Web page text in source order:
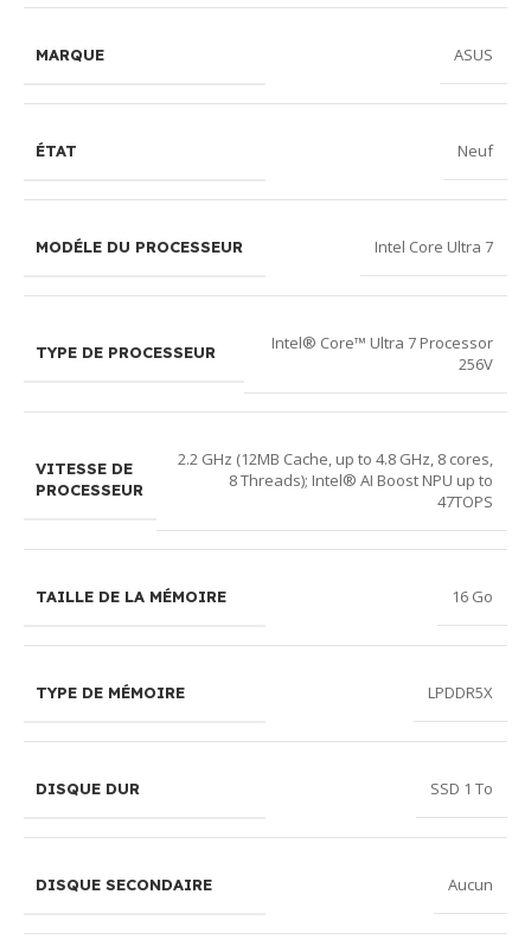
MARQUE ASUS
ÉTAT Neuf
MODÉLE DU PROCESSEUR Intel Core Ultra 7
TYPE DE PROCESSEUR
Intel® Core™ Ultra 7 Processor
256V
VITESSE DE
PROCESSEUR
2.2 GHz (12MB Cache, up to 4.8 GHz, 8 cores,
8 Threads); Intel® AI Boost NPU up to
47TOPS
TAILLE DE LA MÉMOIRE 16 Go
TYPE DE MÉMOIRE LPDDR5X
DISQUE DUR SSD 1 To
DISQUE SECONDAIRE Aucun